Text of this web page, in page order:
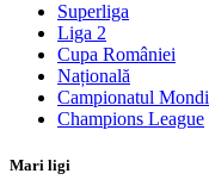
Superliga
Liga 2
Cupa României
Națională
Campionatul
Champions League
Mari ligi